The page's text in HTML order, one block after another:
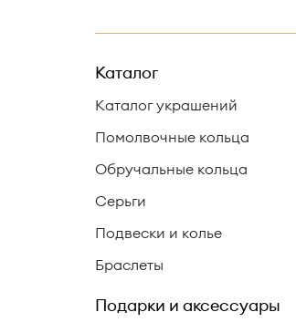
Каталог
Каталог украшений
Помолвочные кольца
Обручальные кольца
Серьги
Подвески и колье
Браслеты
Подарки и аксессуары